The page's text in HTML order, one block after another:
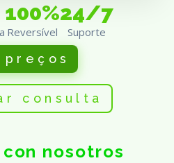
100%
Reversível
24/7
Suporte
preços
consulta
nosotros